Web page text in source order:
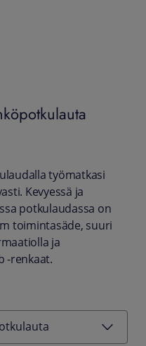
työmatkasi
Kevyessä ja
potkulaudassa on
toimintasäde, suuri
ja
-renkaat.